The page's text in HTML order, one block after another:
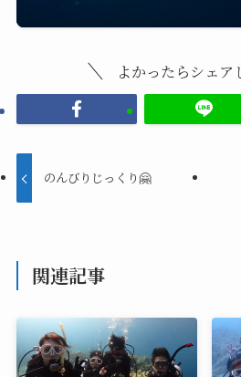
よかったらシェア
のんびりじっくり🤗
関連記事